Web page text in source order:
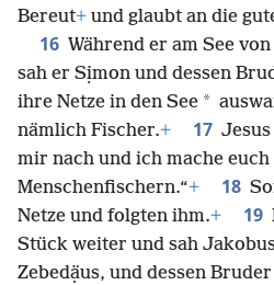
Bereut+ und glaubt an die
16 Während er am See
sah er Sịmon und dessen
ihre Netze in den See *
nämlich Fischer.+ 17
mir nach und ich mache euch
Menschenfischern.“+ 18
Netze und folgten ihm.+ 19
Stück weiter und sah
Zebedạ̈us, und dessen